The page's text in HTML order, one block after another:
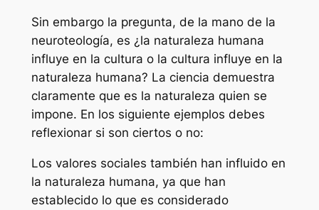
Sin embargo la pregunta, de la mano de la
neuroteología, es ¿la naturaleza humana
influye en la cultura o la cultura influye en la
naturaleza humana? La ciencia demuestra
claramente que es la naturaleza quien se
impone. En los siguiente ejemplos debes
reflexionar si son ciertos o no:
Los valores sociales también han influido en
la naturaleza humana, ya que han
establecido lo que es considerado